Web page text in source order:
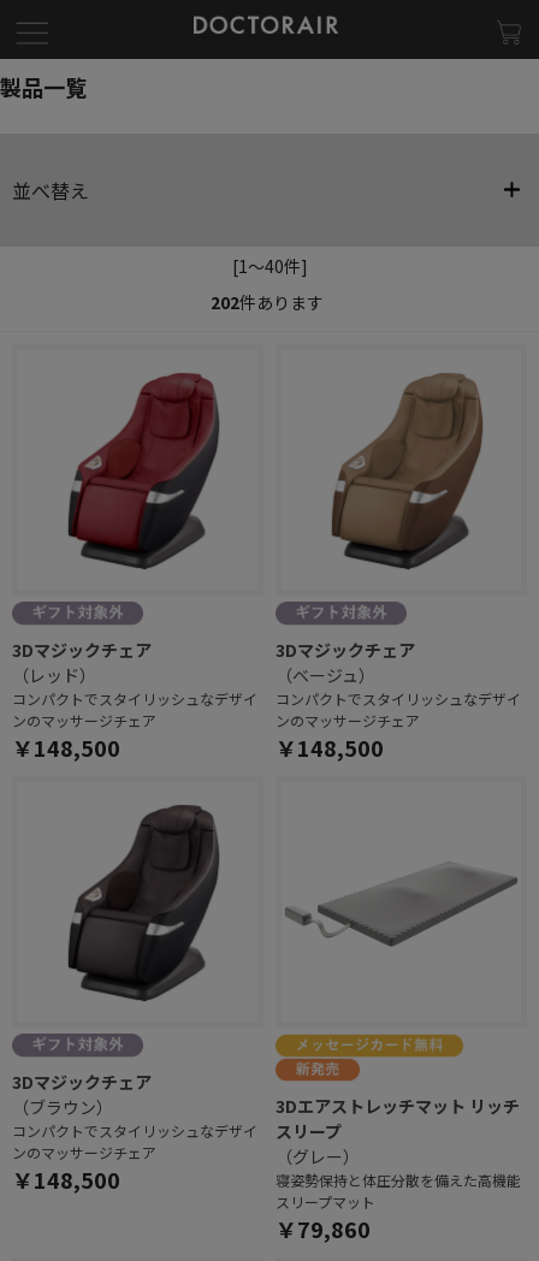
製品一覧
並べ替え
[1～40件]
202件あります
3Dマジックチェア
（レッド）
コンパクトでスタイリッシュなデザイ
ンのマッサージチェア
￥148,500
3Dマジックチェア
（ベージュ）
コンパクトでスタイリッシュなデザイ
ンのマッサージチェア
￥148,500
3Dマジックチェア
（ブラウン）
コンパクトでスタイリッシュなデザイ
ンのマッサージチェア
￥148,500
3Dエアストレッチマット リッチ
スリープ
（グレー）
寝姿勢保持と体圧分散を備えた高機能
スリープマット
￥79,860